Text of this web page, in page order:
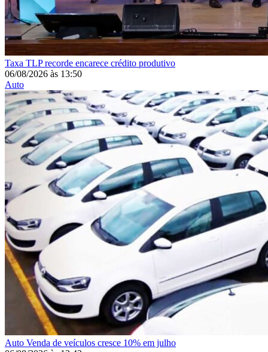
Taxa TLP recorde encarece crédito produtivo
06/08/2026 às 13:50
Auto
Auto Venda de veículos cresce 10% em julho